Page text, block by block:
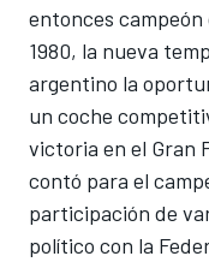
entonces
1980, la nueva
argentino la
un coche
victoria en el Gran
contó para el
participación de
político con la